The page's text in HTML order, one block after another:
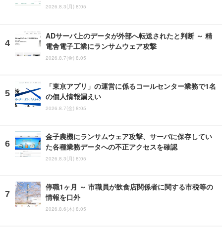
2026.8.3(月) 8:05
ADサーバ上のデータが外部へ転送されたと判断 ～ 精
電舎電子工業にランサムウェア攻撃
2026.8.7(金) 8:05
「東京アプリ」の運営に係るコールセンター業務で1名
の個人情報漏えい
2026.8.7(金) 8:05
金子農機にランサムウェア攻撃、サーバに保存してい
た各種業務データへの不正アクセスを確認
2026.8.3(月) 8:05
停職1ヶ月 ～ 市職員が飲食店関係者に関する市税等の
情報を口外
2026.8.6(木) 8:05